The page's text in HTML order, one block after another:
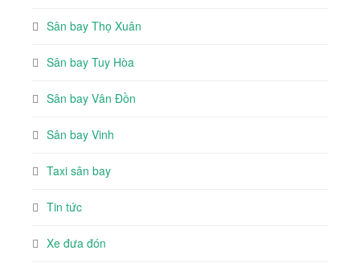
Sân bay Thọ Xuân
Sân bay Tuy Hòa
Sân bay Vân Đồn
Sân bay Vinh
Taxi sân bay
Tin tức
Xe đưa đón